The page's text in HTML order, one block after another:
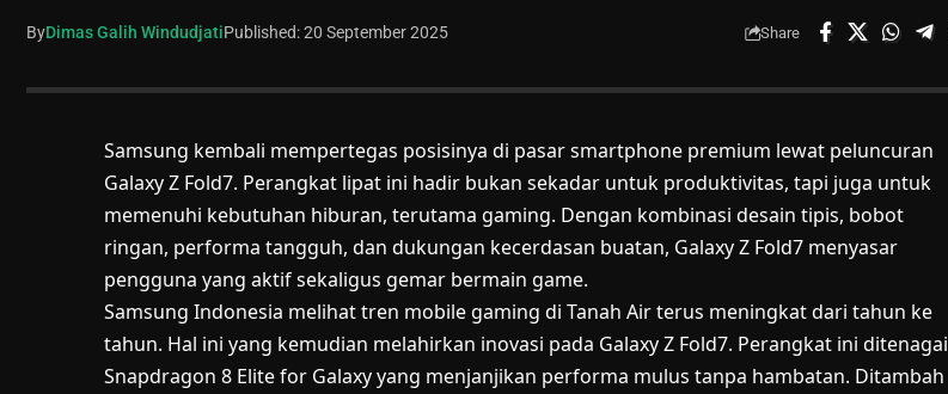
ByDimas Galih WindudjatiPublished: 20 September 2025 Share
Samsung kembali mempertegas posisinya di pasar smartphone premium lewat peluncuran
Galaxy Z Fold7. Perangkat lipat ini hadir bukan sekadar untuk produktivitas, tapi juga untuk
memenuhi kebutuhan hiburan, terutama gaming. Dengan kombinasi desain tipis, bobot
ringan, performa tangguh, dan dukungan kecerdasan buatan, Galaxy Z Fold7 menyasar
pengguna yang aktif sekaligus gemar bermain game.
Samsung Indonesia melihat tren mobile gaming di Tanah Air terus meningkat dari tahun ke
tahun. Hal ini yang kemudian melahirkan inovasi pada Galaxy Z Fold7. Perangkat ini ditenagai
Snapdragon 8 Elite for Galaxy yang menjanjikan performa mulus tanpa hambatan. Ditambah